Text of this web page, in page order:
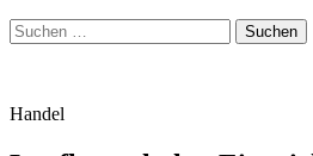
Suchen
nach:
Handel